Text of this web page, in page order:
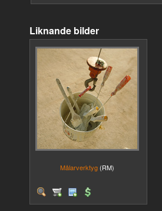
Liknande bilder
Målarverktyg (RM)